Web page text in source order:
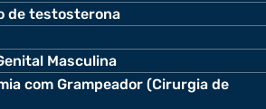
de testosterona
Masculina
com Grampeador (Cirurgia de